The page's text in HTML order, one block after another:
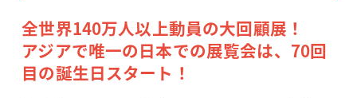
全世界140万人以上動員の大回顧展！
アジアで唯一の日本での展覧会は、70回
目の誕生日スタート！